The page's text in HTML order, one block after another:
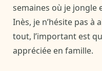
semaines où je jongle
Inès, je n’hésite pas à
tout, l’important est
appréciée en famille.